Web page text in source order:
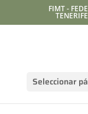
FIMT -
TENERIFE
Seleccionar